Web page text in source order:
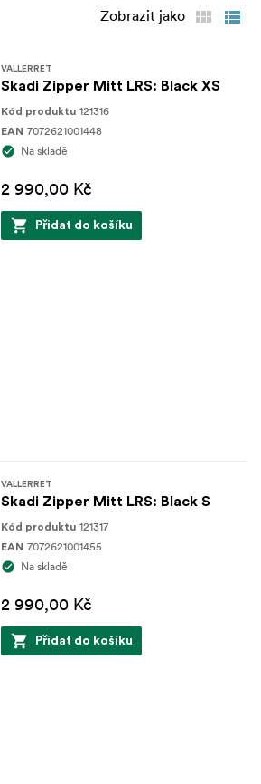
Zobrazit jako
VALLERRET
Skadi Zipper Mitt LRS: Black XS
Kód produktu 121316
EAN 7072621001448
Na skladě
2 990,00 Kč
Přidat do košíku
VALLERRET
Skadi Zipper Mitt LRS: Black S
Kód produktu 121317
EAN 7072621001455
Na skladě
2 990,00 Kč
Přidat do košíku